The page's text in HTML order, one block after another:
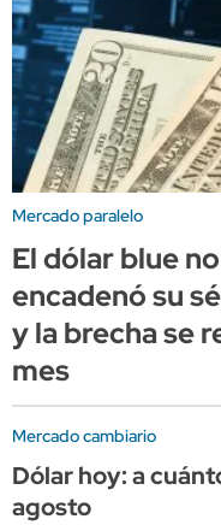
Mercado paralelo
El dólar blue
encadenó su
y la brecha se
mes
Mercado cambiario
Dólar hoy: a
agosto